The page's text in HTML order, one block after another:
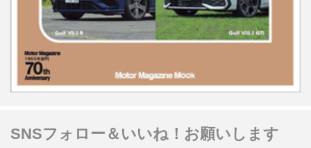
SNSフォロー＆いいね！お願いします